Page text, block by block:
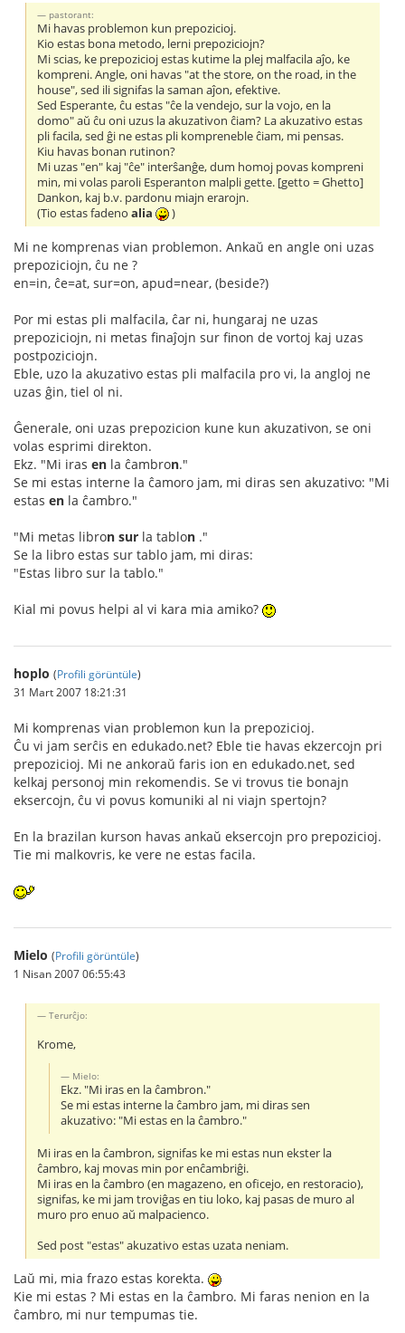
pastorant:
Mi havas problemon kun prepozicioj.
Kio estas bona metodo, lerni prepoziciojn?
Mi scias, ke prepozicioj estas kutime la plej malfacila aĵo, ke
kompreni. Angle, oni havas "at the store, on the road, in the
house", sed ili signifas la saman aĵon, efektive.
Sed Esperante, ĉu estas "ĉe la vendejo, sur la vojo, en la
domo" aŭ ĉu oni uzus la akuzativon ĉiam? La akuzativo estas
pli facila, sed ĝi ne estas pli kompreneble ĉiam, mi pensas.
Kiu havas bonan rutinon?
Mi uzas "en" kaj "ĉe" interŝanĝe, dum homoj povas kompreni
min, mi volas paroli Esperanton malpli gette. [getto = Ghetto]
Dankon, kaj b.v. pardonu miajn erarojn.
(Tio estas fadenoalia )
Mi ne komprenas vian problemon. Ankaŭ en angle oni uzas
prepoziciojn, ĉu ne ?
en=in, ĉe=at, sur=on, apud=near, (beside?)
Por mi estas pli malfacila, ĉar ni, hungaraj ne uzas
prepoziciojn, ni metas finaĵojn sur finon de vortoj kaj uzas
postpoziciojn.
Eble, uzo la akuzativo estas pli malfacila pro vi, la angloj ne
uzas ĝin, tiel ol ni.
Ĝenerale, oni uzas prepozicion kune kun akuzativon, se oni
volas esprimi direkton.
Ekz. "Mi iras en la ĉambron."
Se mi estas interne la ĉamoro jam, mi diras sen akuzativo: "Mi
estas en la ĉambro."
"Mi metas libron sur la tablon ."
Se la libro estas sur tablo jam, mi diras:
"Estas libro sur la tablo."
Kial mi povus helpi al vi kara mia amiko?
hoplo (Profili görüntüle)
31 Mart 2007 18:21:31
Mi komprenas vian problemon kun la prepozicioj.
Ĉu vi jam serĉis en edukado.net? Eble tie havas ekzercojn pri
prepozicioj. Mi ne ankoraŭ faris ion en edukado.net, sed
kelkaj personoj min rekomendis. Se vi trovus tie bonajn
eksercojn, ĉu vi povus komuniki al ni viajn spertojn?
En la brazilan kurson havas ankaŭ eksercojn pro prepozicioj.
Tie mi malkovris, ke vere ne estas facila.
Mielo (Profili görüntüle)
1 Nisan 2007 06:55:43
Terurĉjo:
Krome,
Mielo:
Ekz. "Mi iras en la ĉambron."
Se mi estas interne la ĉambro jam, mi diras sen
akuzativo: "Mi estas en la ĉambro."
Mi iras en la ĉambron, signifas ke mi estas nun ekster la
ĉambro, kaj movas min por enĉambriĝi.
Mi iras en la ĉambro (en magazeno, en oficejo, en restoracio),
signifas, ke mi jam troviĝas en tiu loko, kaj pasas de muro al
muro pro enuo aŭ malpacienco.
Sed post "estas" akuzativo estas uzata neniam.
Laŭ mi, mia frazo estas korekta.
Kie mi estas ? Mi estas en la ĉambro. Mi faras nenion en la
ĉambro, mi nur tempumas tie.